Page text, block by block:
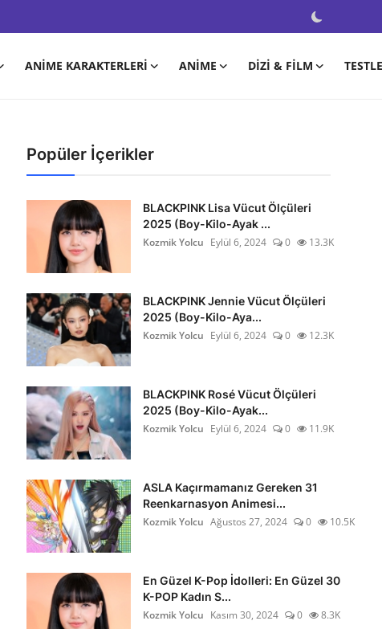
ANIME KARAKTERLERI ANIME DIZI & FILM
Popüler İçerikler
BLACKPINK Lisa Vücut Ölçüleri
2025 (Boy-Kilo-Ayak ...
Kozmik Yolcu Eylül 6, 2024 0 13.3K
BLACKPINK Jennie Vücut Ölçüleri
2025 (Boy-Kilo-Aya...
Kozmik Yolcu Eylül 6, 2024 0 12.3K
BLACKPINK Rosé Vücut Ölçüleri
2025 (Boy-Kilo-Ayak...
Kozmik Yolcu Eylül 6, 2024 0 11.9K
ASLA Kaçırmamanız Gereken 31
Reenkarnasyon Animesi...
Kozmik Yolcu Ağustos 27, 2024 0 10.5K
En Güzel K-Pop İdolleri: En Güzel 30
K-POP Kadın S...
Kozmik Yolcu Kasım 30, 2024 0 8.3K